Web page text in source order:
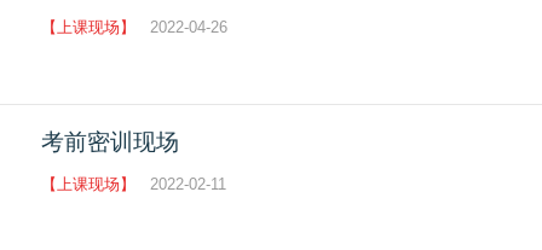
【上课现场】 2022-04-26
考前密训现场
【上课现场】 2022-02-11